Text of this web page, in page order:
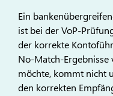
Ein
ist bei der VoP-
der korrekte
No-Match-
möchte, kommt nicht
den korrekten